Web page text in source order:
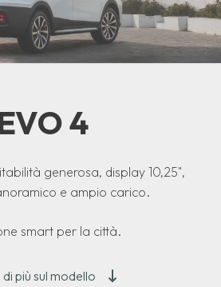
4
generosa, display 10,25",
e ampio carico.
smart per la città.
più sul modello